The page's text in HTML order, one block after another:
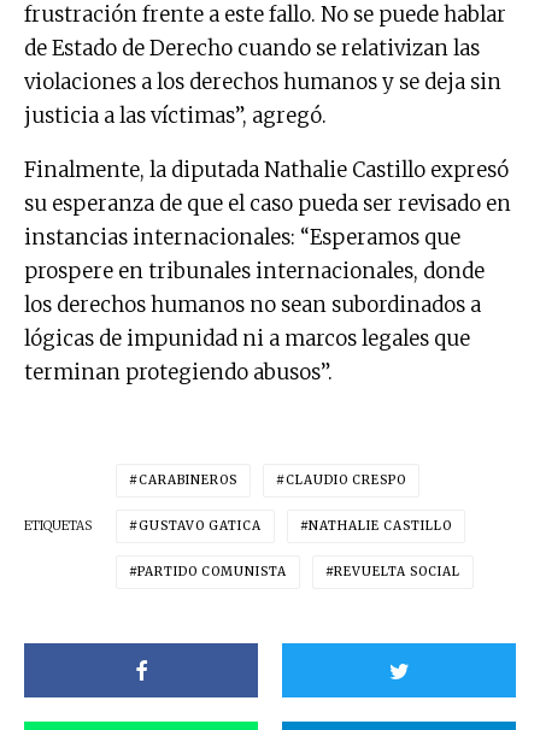
frustración frente a este fallo. No se puede hablar
de Estado de Derecho cuando se relativizan las
violaciones a los derechos humanos y se deja sin
justicia a las víctimas”, agregó.
Finalmente, la diputada Nathalie Castillo expresó
su esperanza de que el caso pueda ser revisado en
instancias internacionales: “Esperamos que
prospere en tribunales internacionales, donde
los derechos humanos no sean subordinados a
lógicas de impunidad ni a marcos legales que
terminan protegiendo abusos”.
ETIQUETAS
CARABINEROS CLAUDIO CRESPO
GUSTAVO GATICA NATHALIE CASTILLO
PARTIDO COMUNISTA REVUELTA SOCIAL